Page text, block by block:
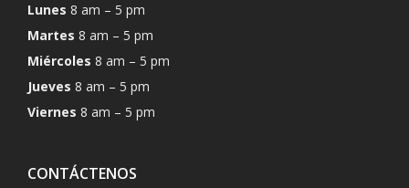
Lunes 8 am – 5 pm
Martes 8 am – 5 pm
Miércoles 8 am – 5 pm
Jueves 8 am – 5 pm
Viernes 8 am – 5 pm
CONTÁCTENOS